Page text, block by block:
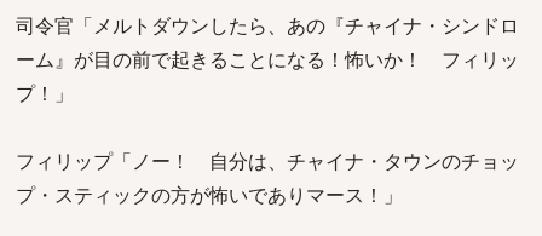
司令官「メルトダウンしたら、あの『チャイナ・シンドロ
ーム』が目の前で起きることになる！怖いか！ フィリッ
プ！」
フィリップ「ノー！ 自分は、チャイナ・タウンのチョッ
プ・スティックの方が怖いでありマース！」